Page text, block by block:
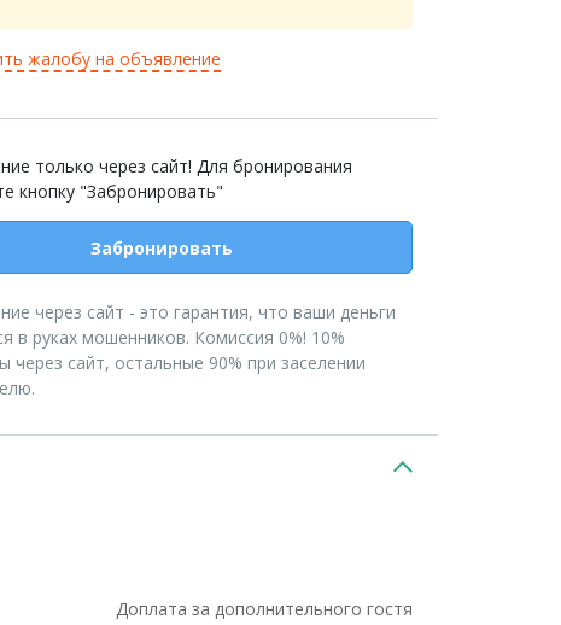
жалобу на объявление
только через сайт! Для бронирования
кнопку "Забронировать"
Забронировать
через сайт - это гарантия, что ваши деньги
в руках мошенников. Комиссия 0%! 10%
через сайт, остальные 90% при заселении
Доплата за дополнительного гостя